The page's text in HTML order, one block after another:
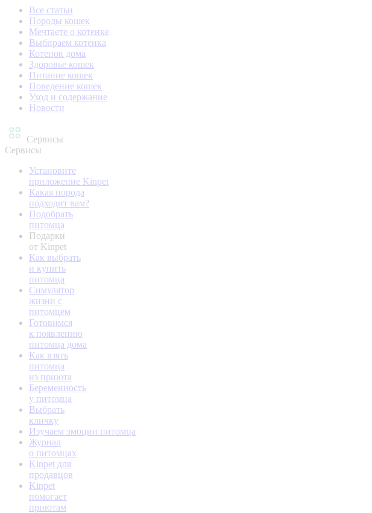
Все статьи
Породы кошек
Мечтаете о котенке
Выбираем котенка
Котенок дома
Здоровье кошек
Питание кошек
Поведение кошек
Уход и содержание
Новости
Сервисы
Сервисы
Установите
приложение Kinpet
Какая порода
подходит вам?
Подобрать
питомца
Подарки
от Kinpet
Как выбрать
и купить
питомца
Симулятор
жизни с
питомцем
Готовимся
к появлению
питомца дома
Как взять
питомца
из приюта
Беременность
у питомца
Выбрать
кличку
Изучаем эмоции питомца
Журнал
о питомцах
Kinpet для
продавцов
Kinpet
помогает
приютам